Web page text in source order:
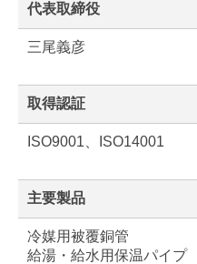
代表取締役
三尾義彦
取得認証
ISO9001、ISO14001
主要製品
冷媒用被覆銅管
給湯・給水用保温パイプ